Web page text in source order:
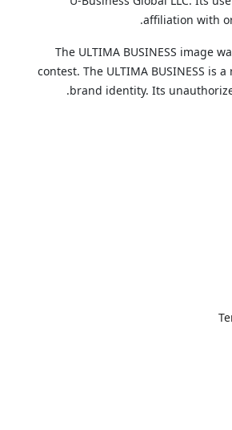
affiliation with
The ULTIMA BUSINESS image
contest. The ULTIMA BUSINESS is
brand identity. Its